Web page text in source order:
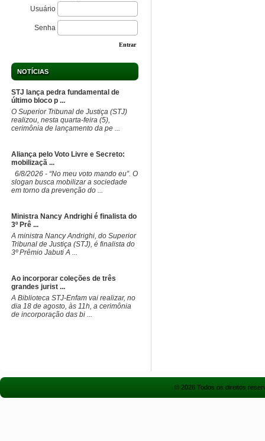
Usuário
Senha
Entrar
NOTÍCIAS
STJ lança pedra fundamental de
último bloco p ...
O Superior Tribunal de Justiça (STJ)
realizou, nesta quarta-feira (5),
cerimônia de lançamento da pe ...
Aliança pelo Voto Livre e Secreto:
mobilizaçã ...
6/8/2026 - “No meu voto mando eu”. O
slogan busca mobilizar a sociedade
em torno da prevenção do ...
Ministra Nancy Andrighi é finalista do
3º Prê ...
​A ministra Nancy Andrighi, do Superior
Tribunal de Justiça (STJ), é finalista do
3º Prêmio Jabuti A ...
Ao incorporar coleções de três
grandes jurist ...
A Biblioteca STJ-Enfam vai realizar, no
dia 18 de agosto, às 11h, a cerimônia
de incorporação das bi ...
© 2026 Todos os direitos